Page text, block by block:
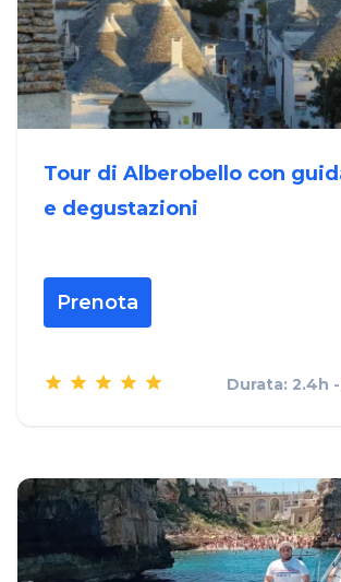
Tour di Alberobello con
e degustazioni
Prenota
Durata: 2.4h